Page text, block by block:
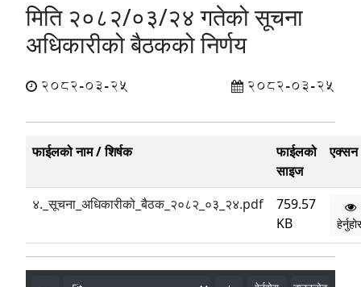
मिति २०८२/०३/२४ गतेको सूचना
अधिकारीको बैठकको निर्णय
2082-03-25 2082-03-25
फाईलको नाम / शिर्षक
फाईलको
साइज
एक्सन
४._सूचना_अधिकारीको_बैठक_२०८२_०३_२४.pdf
759.57
KB